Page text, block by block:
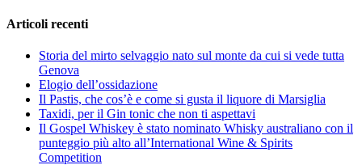
Articoli recenti
Storia del mirto selvaggio nato sul monte da cui si vede tutta
Genova
Elogio dell’ossidazione
Il Pastis, che cos’è e come si gusta il liquore di Marsiglia
Taxidi, per il Gin tonic che non ti aspettavi
Il Gospel Whiskey è stato nominato Whisky australiano con il
punteggio più alto all’International Wine & Spirits
Competition